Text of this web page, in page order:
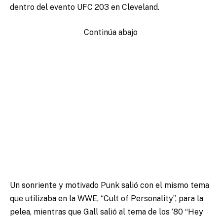
dentro del evento UFC 203 en Cleveland.
Continúa abajo
Un sonriente y motivado Punk salió con el mismo tema
que utilizaba en la WWE, “Cult of Personality”, para la
pelea, mientras que Gall salió al tema de los ’80 “Hey